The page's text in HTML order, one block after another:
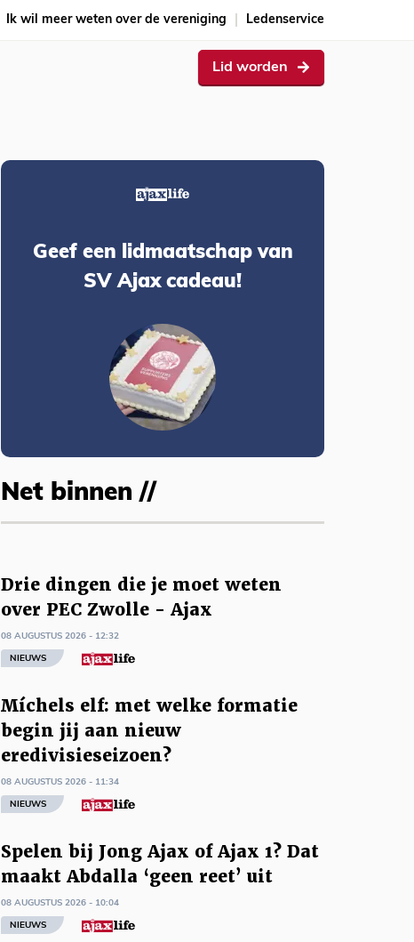
Ik wil meer weten over de vereniging Ledenservice
Lid worden
Geef een lidmaatschap van
SV Ajax cadeau!
Net binnen //
Drie dingen die je moet weten
over PEC Zwolle - Ajax
08 AUGUSTUS 2026 - 12:32
NIEUWS
Míchels elf: met welke formatie
begin jij aan nieuw
eredivisieseizoen?
08 AUGUSTUS 2026 - 11:34
NIEUWS
Spelen bij Jong Ajax of Ajax 1? Dat
maakt Abdalla ‘geen reet’ uit
08 AUGUSTUS 2026 - 10:04
NIEUWS